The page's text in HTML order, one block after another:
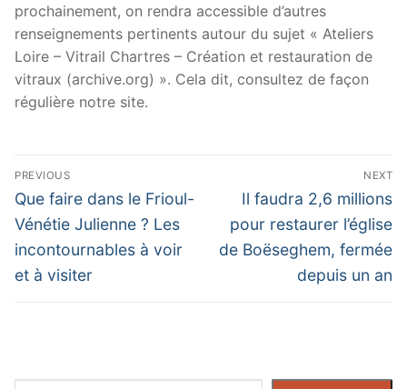
prochainement, on rendra accessible d’autres
renseignements pertinents autour du sujet « Ateliers
Loire – Vitrail Chartres – Création et restauration de
vitraux (archive.org) ». Cela dit, consultez de façon
régulière notre site.
Navigation
de
l’article
PREVIOUS
Previous
post:
Que faire dans le Frioul-
Vénétie Julienne ? Les
incontournables à voir
et à visiter
NEXT
Next
post:
Il faudra 2,6 millions
pour restaurer l’église
de Boëseghem, fermée
depuis un an